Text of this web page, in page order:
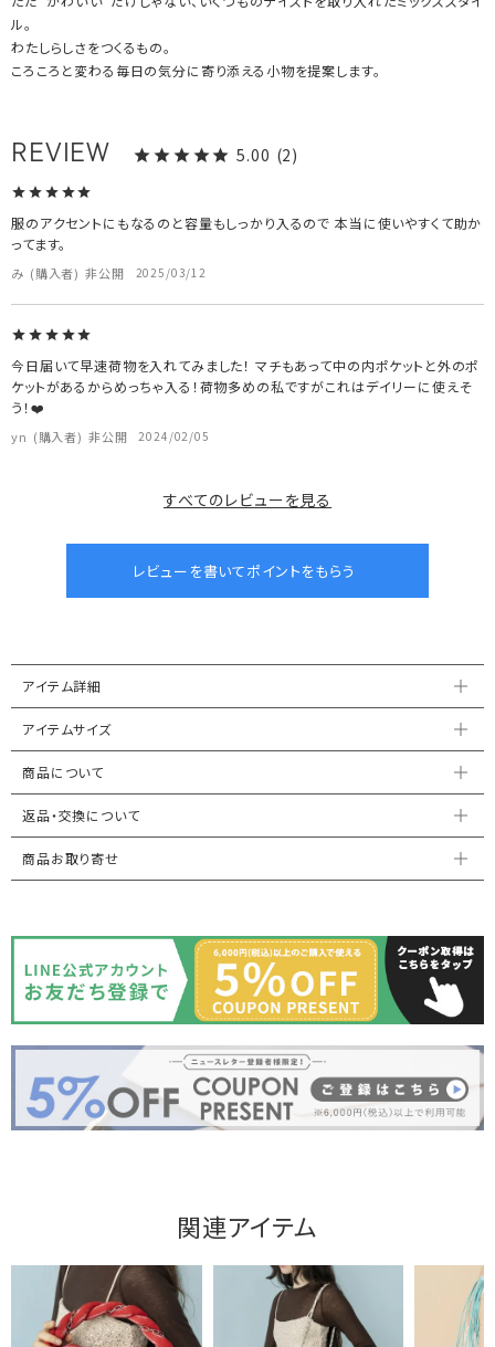
ル。
わたしらしさをつくるもの。
ころころと変わる毎日の気分に寄り添える小物を提案します。
5.00 2
み 購入者 非公開 2025/03/12
服のアクセントにもなるのと容量もしっかり入るので 本当に使いやすくて助か
ってます。
yn 購入者 非公開 2024/02/05
今日届いて早速荷物を入れてみました！ マチもあって中の内ポケットと外のポ
ケットがあるからめっちゃ入る！荷物多めの私ですがこれはデイリーに使えそ
う！❤️
すべてのレビューを見る
アイテム詳細
アイテムサイズ
商品について
返品・交換について
商品お取り寄せ
関連アイテム